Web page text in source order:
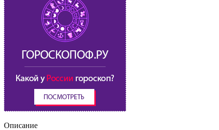
Описание